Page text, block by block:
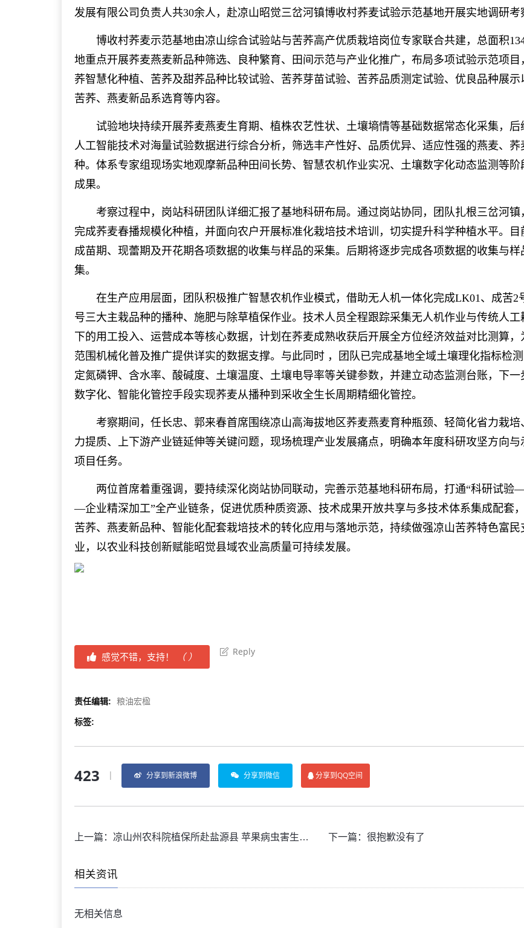
发展有限公司负责人共30余人，赴凉山昭觉三岔河镇博收村荞麦试验示范基地开展实地调研考
博收村荞麦示范基地由凉山综合试验站与苦荞高产优质栽培岗位专家联合共建，总面积
地重点开展荞麦燕麦新品种筛选、良种繁育、田间示范与产业化推广，布局多项试验示范项目
荞智慧化种植、苦荞及甜荞品种比较试验、苦荞芽苗试验、苦荞品质测定试验、优良品种展示
苦荞、燕麦新品系选育等内容。
试验地块持续开展荞麦燕麦生育期、植株农艺性状、土壤墒情等基础数据常态化采集，后
人工智能技术对海量试验数据进行综合分析，筛选丰产性好、品质优异、适应性强的燕麦、荞
种。体系专家组现场实地观摩新品种田间长势、智慧农机作业实况、土壤数字化动态监测等阶
成果。
考察过程中，岗站科研团队详细汇报了基地科研布局。通过岗站协同，团队扎根三岔河镇
完成荞麦春播规模化种植，并面向农户开展标准化栽培技术培训，切实提升科学种植水平。目
成苗期、现蕾期及开花期各项数据的收集与样品的采集。后期将逐步完成各项数据的收集与样
集。
在生产应用层面，团队积极推广智慧农机作业模式，借助无人机一体化完成LK01、成苦2
号三大主栽品种的播种、施肥与除草植保作业。技术人员全程跟踪采集无人机作业与传统人工
下的用工投入、运营成本等核心数据，计划在荞麦成熟收获后开展全方位经济效益对比测算，
范围机械化普及推广提供详实的数据支撑。与此同时 ，团队已完成基地全域土壤理化指标检
定氮磷钾、含水率、酸碱度、土壤温度、土壤电导率等关键参数，并建立动态监测台账，下一
数字化、智能化管控手段实现荞麦从播种到采收全生长周期精细化管控。
考察期间，任长忠、郭来春首席围绕凉山高海拔地区荞麦燕麦育种瓶颈、轻简化省力栽培
力提质、上下游产业链延伸等关键问题，现场梳理产业发展痛点，明确本年度科研攻坚方向与
项目任务。
两位首席着重强调，要持续深化岗站协同联动，完善示范基地科研布局，打通“科研试验
—企业精深加工”全产业链条，促进优质种质资源、技术成果开放共享与多技术体系集成配套
苦荞、燕麦新品种、智能化配套栽培技术的转化应用与落地示范，持续做强凉山苦荞特色富民
业，以农业科技创新赋能昭觉县域农业高质量可持续发展。
感觉不错，支持！ （） Reply
责任编辑: 粮油宏楹
标签:
423 | 分享到新浪微博 分享到微信 分享到QQ空间
上一篇： 凉山州农科院植保所赴盐源县 苹果病虫害生物防控示范基地开展田间技术指导 下一篇：很抱歉没有了
相关资讯
无相关信息